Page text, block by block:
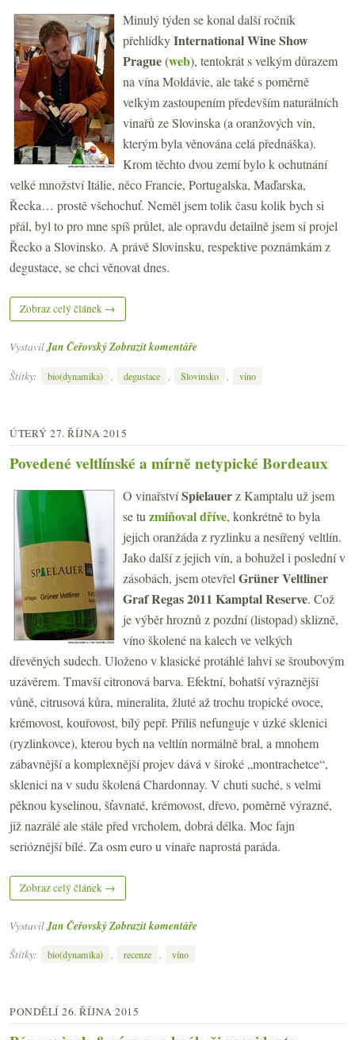
Minulý týden se konal další ročník
přehlídkyInternational Wine Show
Prague(web), tentokrát s velkým důrazem
na vína Moldávie, ale také s poměrně
velkým zastoupením především naturálních
vinařů ze Slovinska (a oranžových vín,
kterým byla věnována celá přednáška).
Krom těchto dvou zemí bylo k ochutnání
velké množství Itálie, něco Francie, Portugalska, Maďarska,
Řecka… prostě všehochuť. Neměl jsem tolik času kolik bych si
přál, byl to pro mne spíš průlet, ale opravdu detailně jsem si projel
Řecko a Slovinsko. A právě Slovinsku, respektive poznámkám z
degustace, se chci věnovat dnes.
Zobraz celý článek →
VystavilJan ČeřovskýZobrazit komentáře
Štítky:
bio(dynamika) , degustace , Slovinsko , víno
ÚTERÝ 27. ŘÍJNA 2015
Povedené veltlínské a mírně netypické Bordeaux
O vinařstvíSpielauerz Kamptalu už jsem
se tu zmiňoval dříve, konkrétně to byla
jejich oranžáda z ryzlinku a nesířený veltlín.
Jako další z jejich vín, a bohužel i poslední v
zásobách, jsem otevřel Grüner Veltliner
Graf Regas 2011 Kamptal Reserve. Což
je výběr hroznů z pozdní (listopad) sklizně,
víno školené na kalech ve velkých
dřevěných sudech. Uloženo v klasické protáhlé lahvi se šroubovým
uzávěrem. Tmavší citronová barva. Efektní, bohatší výraznější
vůně, citrusová kůra, mineralita, žluté až trochu tropické ovoce,
krémovost, kouřovost, bílý pepř. Příliš nefunguje v úzké sklenici
(ryzlinkovce), kterou bych na veltlín normálně bral, a mnohem
zábavnější a komplexnější projev dává v široké „montrachetce“,
sklenici na v sudu školená Chardonnay. V chuti suché, s velmi
pěknou kyselinou, šťavnaté, krémovost, dřevo, poměrně výrazné,
již nazrálé ale stále před vrcholem, dobrá délka. Moc fajn
serióznější bílé. Za osm euro u vinaře naprostá paráda.
Zobraz celý článek →
VystavilJan ČeřovskýZobrazit komentáře
Štítky:
bio(dynamika) , recenze , víno
PONDĚLÍ 26. ŘÍJNA 2015